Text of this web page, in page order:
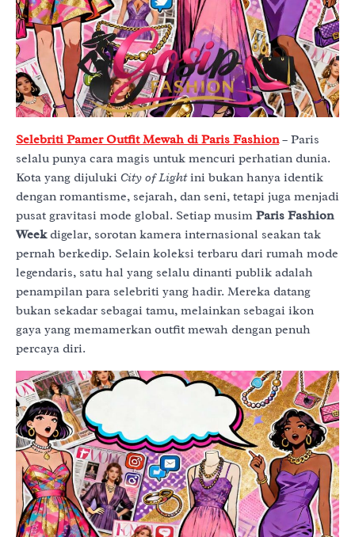
Selebriti Pamer Outfit Mewah di Paris Fashion– Paris
selalu punya cara magis untuk mencuri perhatian dunia.
Kota yang dijuluki City of Lightini bukan hanya identik
dengan romantisme, sejarah, dan seni, tetapi juga menjadi
pusat gravitasi mode global. Setiap musim Paris Fashion
Weekdigelar, sorotan kamera internasional seakan tak
pernah berkedip. Selain koleksi terbaru dari rumah mode
legendaris, satu hal yang selalu dinanti publik adalah
penampilan para selebriti yang hadir. Mereka datang
bukan sekadar sebagai tamu, melainkan sebagai ikon
gaya yang memamerkan outfit mewah dengan penuh
percaya diri.